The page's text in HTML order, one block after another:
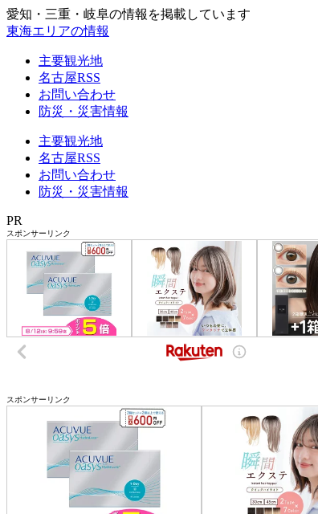
愛知・三重・岐阜の情報を掲載しています
東海エリアの情報
主要観光地
名古屋RSS
お問い合わせ
防災・災害情報
主要観光地
名古屋RSS
お問い合わせ
防災・災害情報
PR
スポンサーリンク
スポンサーリンク